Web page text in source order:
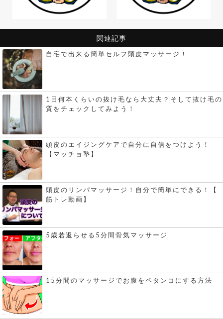
関連記事
自宅で出来る簡単セルフ頭皮マッサージ！
1日何本くらいの抜け毛なら大丈夫？そして抜け毛の
質をチェックしてみよう！
頭皮のエイジングケアで自分に自信をつけよう！
【マッチョ塾】
頭皮のリンパマッサージ！自分で簡単にできる！【
筋トレ動画】
5歳若返らせる5分間骨気マッサージ
15分間のマッサージでお腹をペタンコにする方法